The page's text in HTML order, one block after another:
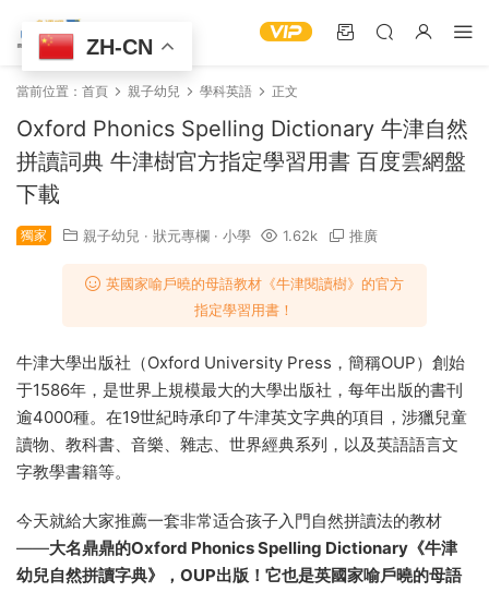
當前位置： 首頁 親子幼兒 學科英語 正文
Oxford Phonics Spelling Dictionary 牛津自然
拼讀詞典 牛津樹官方指定學習用書 百度雲網盤
下載
獨家 親子幼兒 · 狀元專欄 · 小學 1.62k 推廣
英國家喻戶曉的母語教材《牛津閱讀樹》的官方
指定學習用書！
牛津大學出版社（Oxford University Press，簡稱OUP）創始
于1586年，是世界上規模最大的大學出版社，每年出版的書刊
逾4000種。在19世紀時承印了牛津英文字典的項目，涉獵兒童
讀物、教科書、音樂、雜志、世界經典系列，以及英語語言文
字教學書籍等。
今天就給大家推薦一套非常适合孩子入門自然拼讀法的教材
——大名鼎鼎的Oxford Phonics Spelling Dictionary《牛津
幼兒自然拼讀字典》，OUP出版！它也是英國家喻戶曉的母語
ZH-CN